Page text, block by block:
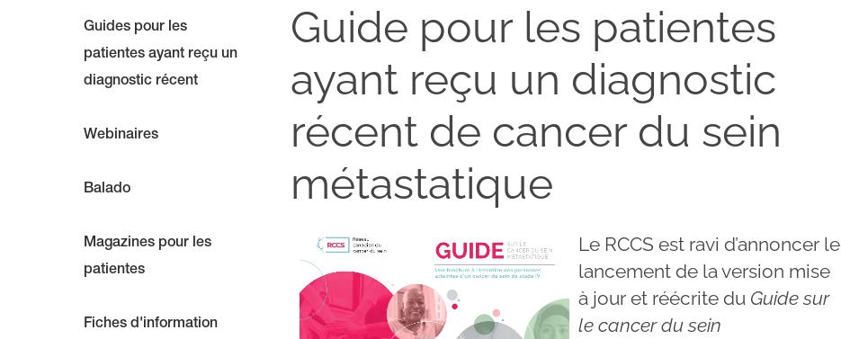
Guides pour les
patientes ayant reçu un
diagnostic récent
Webinaires
Balado
Magazines pour les
patientes
Fiches d'information
Guide pour les patientes
ayant reçu un diagnostic
récent de cancer du sein
métastatique
Le RCCS est ravi d’annoncer le
lancement de la version mise
à jour et réécrite du Guide sur
le cancer du sein